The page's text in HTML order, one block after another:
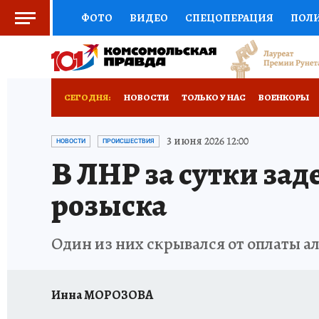
ФОТО ВИДЕО СПЕЦОПЕРАЦИЯ
СОЦПОДДЕРЖКА НАУКА СПОРТ
РЕКЛАМА НОВОЕ
СЕГОДНЯ: НОВОСТИ ТОЛЬКО У НАС ВОЕНКОРЫ
ИСПЫТАНО НА СЕБЕ
НОВОСТИ ПРОИСШЕСТВИЯ 3 июня 2026 12:00
В ЛНР за сутки
розыска
Один из них скрывался от оплаты
Инна МОРОЗОВА